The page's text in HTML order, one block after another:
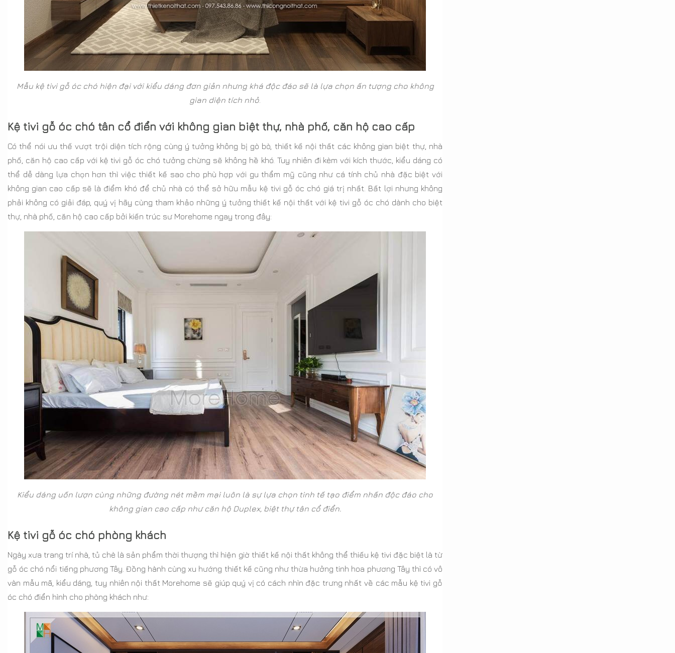
Mẫu kệ tivi gỗ óc chó hiện đại với kiểu dáng đơn giản nhưng khá độc đáo sẽ là lựa chọn ấn tượng cho không
gian diện tích nhỏ
Kệ tivi gỗ óc chó tân cổ điển với không gian biệt thự, nhà phố, căn hộ cao cấp
Có thể nói ưu thế vượt trội diện tích rộng cùng ý tưởng không bị gò bò, thiết kế nội thất các không gian biệt thự, nhà
phố, căn hộ cao cấp với kệ tivi gỗ óc chó tưởng chừng sẽ không hề khó. Tuy nhiên đi kèm với kích thước, kiểu dáng có
thể dễ dàng lựa chọn hơn thì việc thiết kế sao cho phù hợp với gu thẩm mỹ cũng như cá tính chủ nhà đặc biệt với
không gian cao cấp sẽ là điểm khó để chủ nhà có thể sở hữu mẫu kệ tivi gỗ óc chó giá trị nhất. Bất lợi nhưng không
phải không có giải đáp, quý vị hãy cùng tham khảo những ý tưởng thiết kế nội thất với kệ tivi gỗ óc chó dành cho biệt
thự, nhà phố, căn hộ cao cấp bởi kiến trúc sư Morehome ngay trong đây:
Kiểu dáng uốn lượn cùng những đường nét mềm mại luôn là sự lựa chọn tinh tế tạo điểm nhấn độc đáo cho
không gian cao cấp như căn hộ Duplex, biệt thự tân cổ điển.
Kệ tivi gỗ óc chó phòng khách
Ngày xưa trang trí nhà, tủ chè là sản phẩm thời thượng thì hiện giờ thiết kế nội thất không thể thiếu kệ tivi đặc biệt là từ
gỗ óc chó nổi tiếng phương Tây. Đồng hành cùng xu hướng thiết kế cũng như thừa hưởng tinh hoa phương Tây thì có vô
vàn mẫu mã, kiểu dáng, tuy nhiên nội thất Morehome sẽ giúp quý vị có cách nhìn đặc trưng nhất về các mẫu kệ tivi gỗ
óc chó điển hình cho phòng khách như: